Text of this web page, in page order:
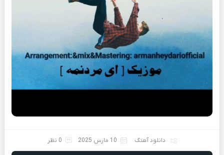
دانلود آهنگ 10 مارس 2025 0 نظر